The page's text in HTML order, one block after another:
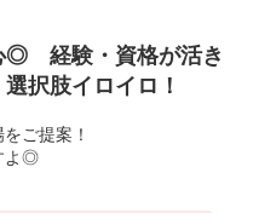
◎ 経験・資格が活き
択肢イロイロ！
ご提案！
よ◎